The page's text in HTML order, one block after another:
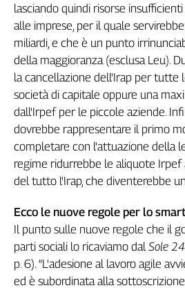
lasciando quindi risorse
alle imprese, per il quale
miliardi, e che è un punto
della maggioranza (esclusa Leu).
la cancellazione dell'Irap per tutte
società di capitale oppure una
dall'Irpef per le piccole aziende.
dovrebbe rappresentare il primo
completare con l'attuazione della
regime ridurrebbe le aliquote
del tutto l'Irap, che diventerebbe
Ecco le nuove regole per lo
Il punto sulle nuove regole che il
parti sociali lo ricaviamo dal Sole
p. 6). “L'adesione al lavoro agile
ed è subordinata alla